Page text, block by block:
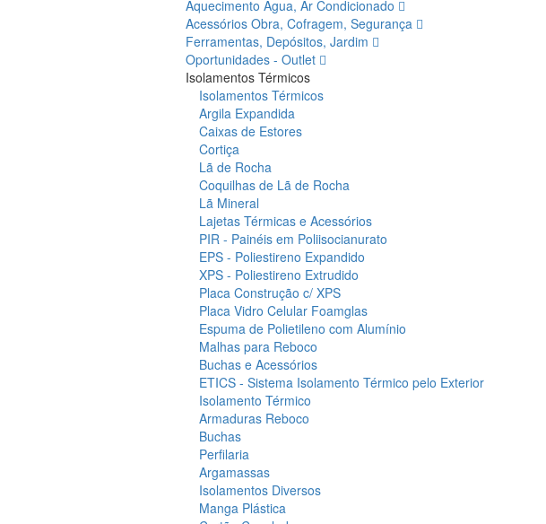
Aquecimento Água, Ar Condicionado
Acessórios Obra, Cofragem, Segurança
Ferramentas, Depósitos, Jardim
Oportunidades - Outlet
Isolamentos Térmicos
Isolamentos Térmicos
Argila Expandida
Caixas de Estores
Cortiça
Lã de Rocha
Coquilhas de Lã de Rocha
Lã Mineral
Lajetas Térmicas e Acessórios
PIR - Painéis em Poliisocianurato
EPS - Poliestireno Expandido
XPS - Poliestireno Extrudido
Placa Construção c/ XPS
Placa Vidro Celular Foamglas
Espuma de Polietileno com Alumínio
Malhas para Reboco
Buchas e Acessórios
ETICS - Sistema Isolamento Térmico pelo Exterior
Isolamento Térmico
Armaduras Reboco
Buchas
Perfilaria
Argamassas
Isolamentos Diversos
Manga Plástica